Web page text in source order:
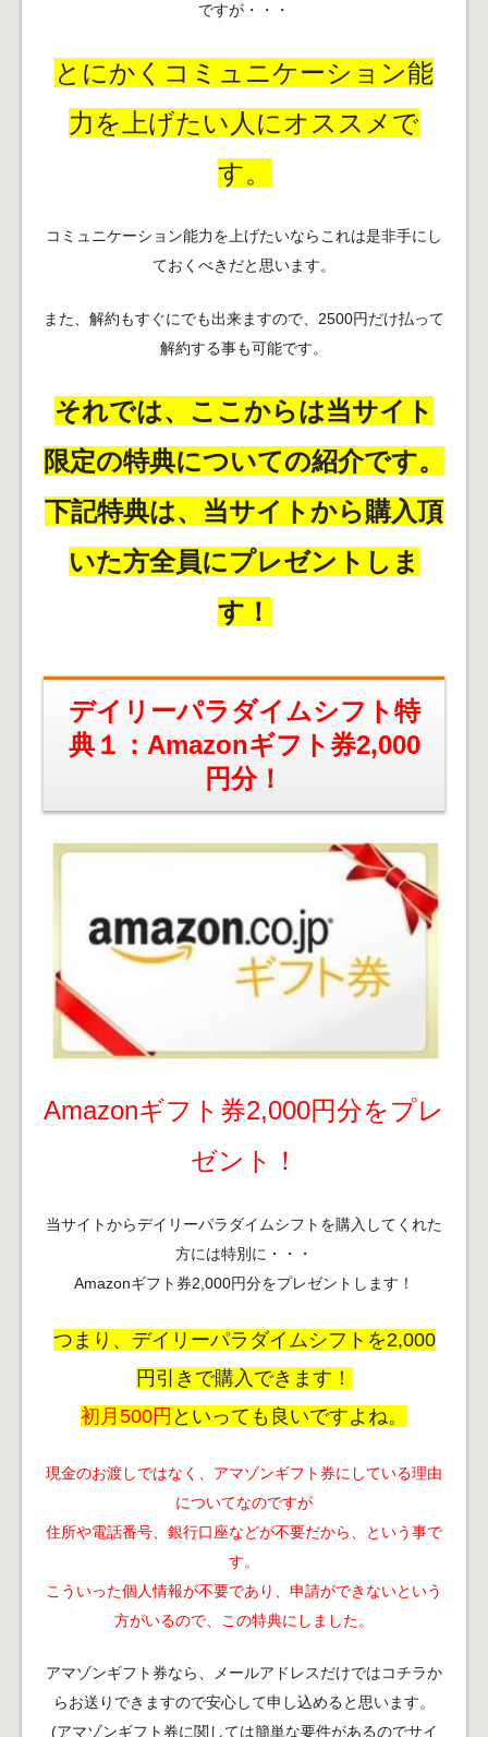
ですが・・・
とにかくコミュニケーション能
力を上げたい人にオススメで
す。
コミュニケーション能力を上げたいならこれは是非手にし
ておくべきだと思います。
また、解約もすぐにでも出来ますので、2500円だけ払って
解約する事も可能です。
それでは、ここからは当サイト
限定の特典についての紹介です。
下記特典は、当サイトから購入頂
いた方全員にプレゼントしま
す！
デイリーパラダイムシフト特
典１：Amazonギフト券2,000
円分！
Amazonギフト券2,000円分をプレ
ゼント！
当サイトからデイリーパラダイムシフトを購入してくれた
方には特別に・・・
Amazonギフト券2,000円分をプレゼントします！
つまり、デイリーパラダイムシフトを2,000
円引きで購入できます！
初月500円 といっても良いですよね。
現金のお渡しではなく、アマゾンギフト券にしている理由
についてなのですが
住所や電話番号、銀行口座などが不要だから、という事で
す。
こういった個人情報が不要であり、申請ができないという
方がいるので、この特典にしました。
アマゾンギフト券なら、メールアドレスだけではコチラか
らお送りできますので安心して申し込めると思います。
(アマゾンギフト券に関しては簡単な要件があるのでサイ